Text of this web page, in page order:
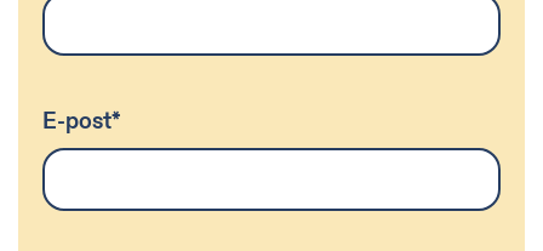
E-post*